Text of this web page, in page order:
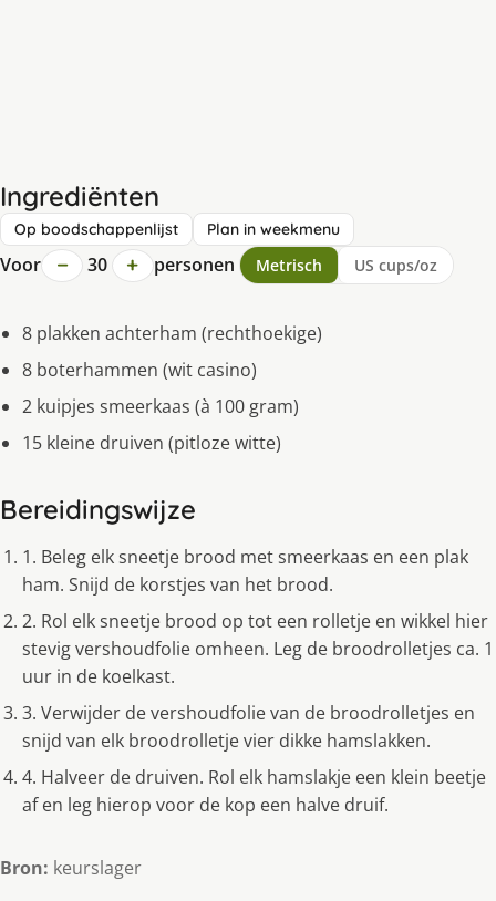
Ingrediënten
Op boodschappenlijst Plan in weekmenu
Voor − 30 + personen Metrisch US cups/oz
8 plakken achterham (rechthoekige)
8 boterhammen (wit casino)
2 kuipjes smeerkaas (à 100 gram)
15 kleine druiven (pitloze witte)
Bereidingswijze
1. Beleg elk sneetje brood met smeerkaas en een plak
ham. Snijd de korstjes van het brood.
2. Rol elk sneetje brood op tot een rolletje en wikkel hier
stevig vershoudfolie omheen. Leg de broodrolletjes ca. 1
uur in de koelkast.
3. Verwijder de vershoudfolie van de broodrolletjes en
snijd van elk broodrolletje vier dikke hamslakken.
4. Halveer de druiven. Rol elk hamslakje een klein beetje
af en leg hierop voor de kop een halve druif.
Bron: keurslager